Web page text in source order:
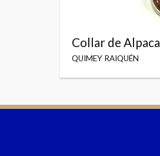
Collar de Alpaca
QUIMEY RAIQUÉN